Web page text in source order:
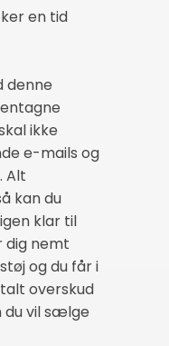
en tid
denne
ikke
e-mails og
Alt
kan du
klar til
dig nemt
og du får i
overskud
du vil sælge